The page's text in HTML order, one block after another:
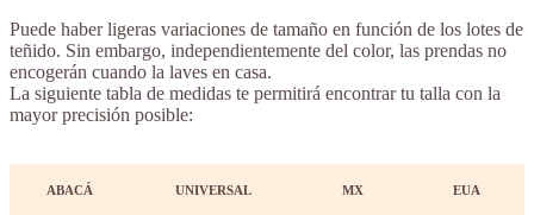
Puede haber ligeras variaciones de tamaño en función de los lotes de
teñido. Sin embargo, independientemente del color, las prendas no
encogerán cuando la laves en casa.
La siguiente tabla de medidas te permitirá encontrar tu talla con la
mayor precisión posible:
ABACÁ UNIVERSAL MX EUA